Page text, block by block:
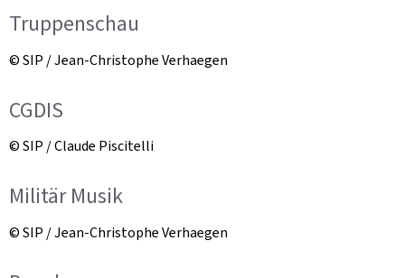
Truppenschau
© SIP / Jean-Christophe Verhaegen
CGDIS
© SIP / Claude Piscitelli
Militär Musik
© SIP / Jean-Christophe Verhaegen